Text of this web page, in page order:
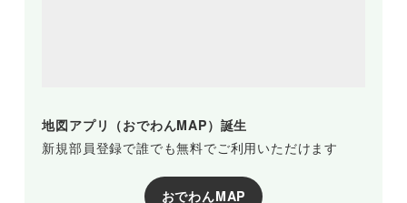
地図アプリ（おでわんMAP）誕生
新規部員登録で誰でも無料でご利用いただけます
おでわんMAP